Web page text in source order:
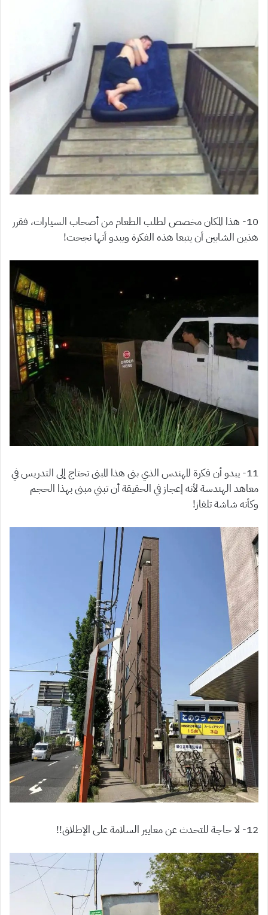
10- هذا المكان مخصص لطلب الطعام من أصحاب السيارات، فقرر
هذين الشابين أن يتبعا هذه الفكرة ويبدو أنها نجحت!
11- يبدو أن فكرة المهندس الذي بنى هذا المبنى تحتاج إلى التدريس في
معاهد الهندسة لأنه إعجاز في الحقيقة أن تبني مبنى بهذا الحجم
وكأنه شاشة تلفاز!
12- لا حاجة للتحدث عن معايير السلامة على الإطلاق!!